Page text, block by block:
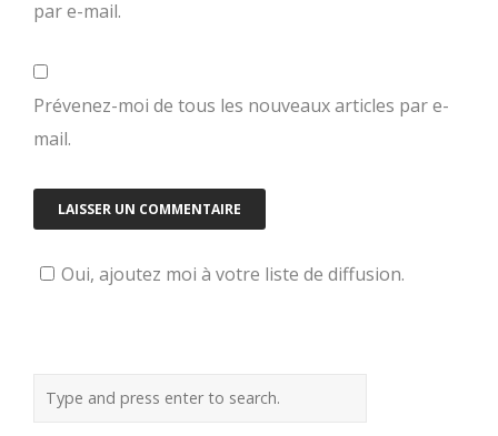
par e-mail.
Prévenez-moi de tous les nouveaux articles par e-
mail.
Oui, ajoutez moi à votre liste de diffusion.